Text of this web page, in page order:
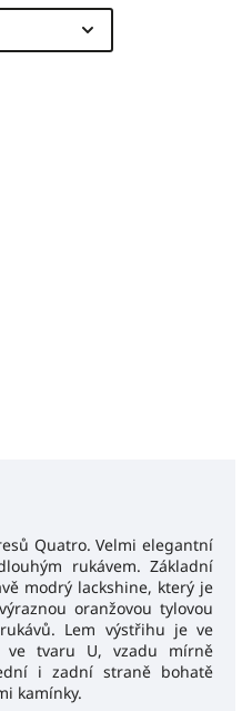
Quatro. Velmi elegantní
rukávem. Základní
modrý lackshine, který je
oranžovou tylovou
Lem výstřihu je ve
tvaru U, vzadu mírně
i zadní straně bohatě
kamínky.